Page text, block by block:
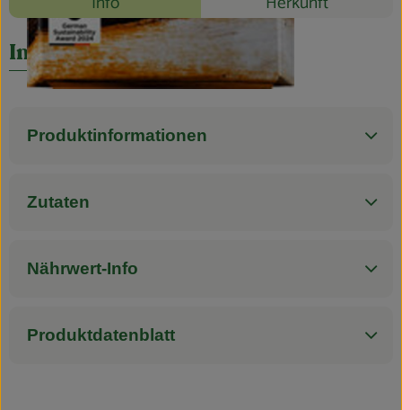
Entdecke passende Rezepte
Es wurden
Info
Produktinformationen
Zutaten
Nährwert-Info
Produktdatenblatt